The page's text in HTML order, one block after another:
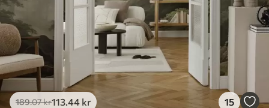
189.07kr113 .44 kr 15